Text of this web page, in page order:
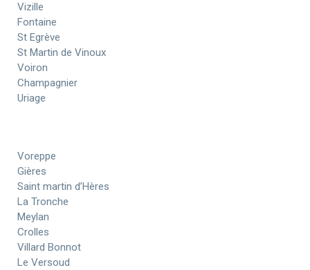
Vizille
Fontaine
St Egrève
St Martin de Vinoux
Voiron
Champagnier
Uriage
Voreppe
Gières
Saint martin d’Hères
La Tronche
Meylan
Crolles
Villard Bonnot
Le Versoud